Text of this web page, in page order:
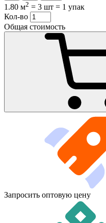
1.80 м2 = 3 шт = 1 упак
Кол-во
Общая стоимость
Запросить оптовую цену